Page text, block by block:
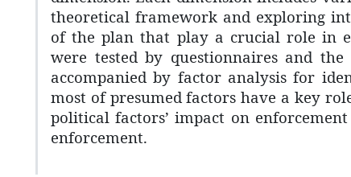
theoretical framework and exploring
of the plan that play a crucial role in
were tested by questionnaires and
accompanied by factor analysis for
most of presumed factors have a key
political factors’ impact on
enforcement.